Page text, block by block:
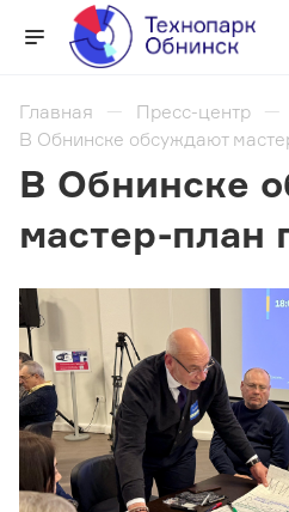
Главная Пресс-центр
В Обнинске обсуждают
В Обнинске
мастер-план